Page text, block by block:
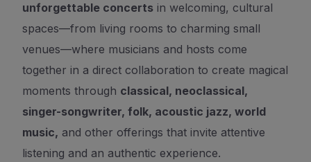
unforgettable concerts in welcoming, cultural
spaces—from living rooms to charming small
venues—where musicians and hosts come
together in a direct collaboration to create magical
moments through classical, neoclassical,
singer-songwriter, folk, acoustic jazz, world
music, and other offerings that invite attentive
listening and an authentic experience.